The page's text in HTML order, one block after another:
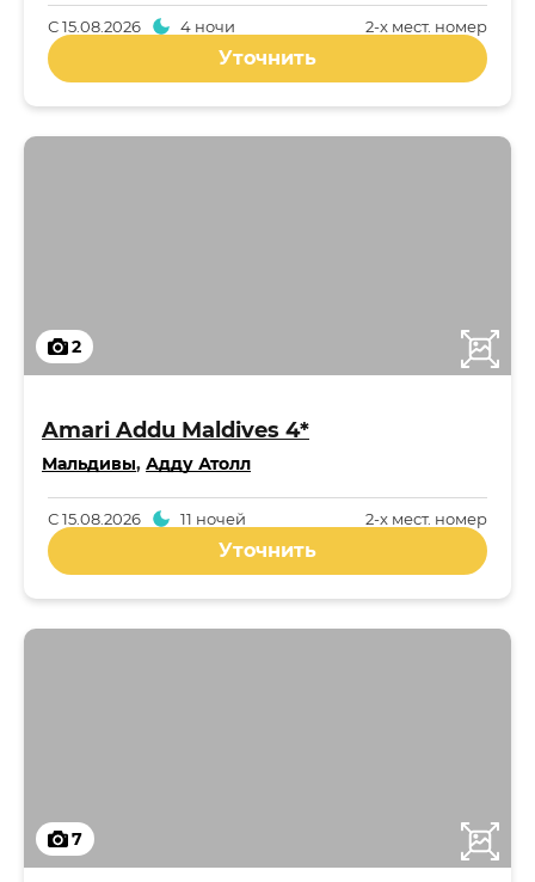
2-x мест. номер
С15.08.2026 4 ночи
Уточнить
2
Amari Addu Maldives 4*
Мальдивы, Адду Атолл
2-x мест. номер
С15.08.2026 11 ночей
Уточнить
7